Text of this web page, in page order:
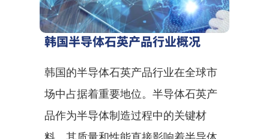
韩国半导体石英产品行业概况
韩国的半导体石英产品行业在全球市
场中占据着重要地位。半导体石英产
品作为半导体制造过程中的关键材